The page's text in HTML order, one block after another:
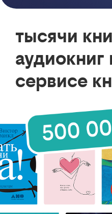
тысячи
аудиокниг
сервисе